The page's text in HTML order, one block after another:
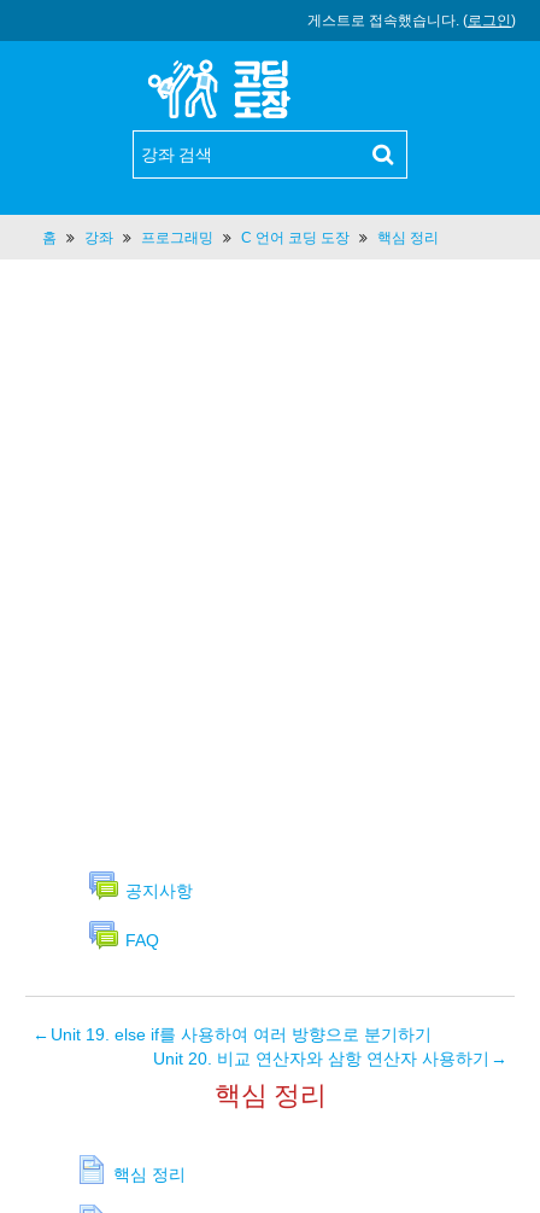
게스트로 접속했습니다. (로그인)
홈 강좌 프로그래밍 C 언어 코딩 도장 핵심 정리
공지사항
FAQ
← Unit 19. else if를 사용하여 여러 방향으로 분기하기
Unit 20. 비교 연산자와 삼항 연산자 사용하기 →
핵심 정리
핵심 정리